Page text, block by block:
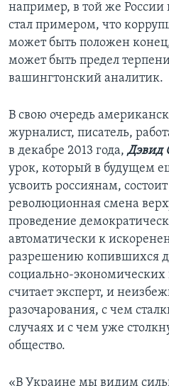
например, в той же
стал примером, что
может быть положен
может быть предел
вашингтонский аналитик.
В свою очередь
журналист, писатель,
в декабре 2013 года, Дэвид
урок, который в будущем
усвоить россиянам,
революционная смена
проведение
автоматически к
разрешению копившихся
социально-
считает эксперт, и
разочарования, с чем
случаях и с чем уже
общество.
«В Украине мы видим